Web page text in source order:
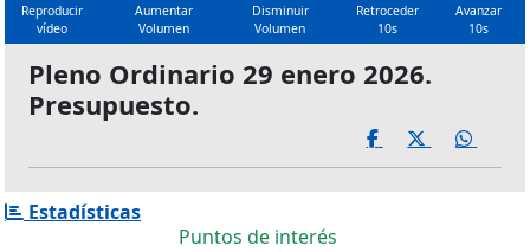
Reproducir
vídeo
Aumentar
Volumen
Disminuir
Volumen
Retroceder
10s
Avanzar
10s
Pleno Ordinario 29 enero 2026.
Presupuesto.
Estadísticas
Puntos de interés